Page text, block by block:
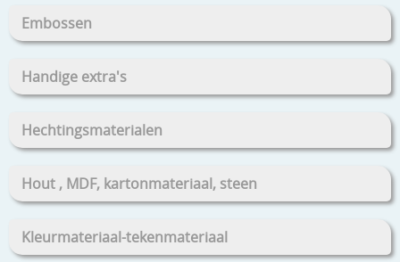
Embossen
Handige extra's
Hechtingsmaterialen
Hout , MDF, kartonmateriaal, steen
Kleurmateriaal-tekenmateriaal